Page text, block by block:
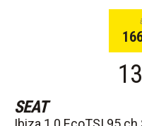
SEAT